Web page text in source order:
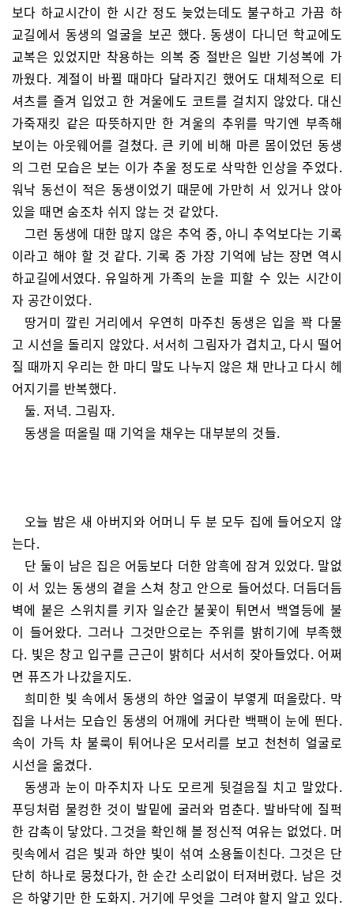
보다 하교시간이 한 시간 정도 늦었는데도 불구하고 가끔 하
교길에서 동생의 얼굴을 보곤 했다. 동생이 다니던 학교에도
교복은 있었지만 착용하는 의복 중 절반은 일반 기성복에 가
까웠다. 계절이 바뀔 때마다 달라지긴 했어도 대체적으로 티
셔츠를 즐겨 입었고 한 겨울에도 코트를 걸치지 않았다. 대신
가죽재킷 같은 따뜻하지만 한 겨울의 추위를 막기엔 부족해
보이는 아웃웨어를 걸쳤다. 큰 키에 비해 마른 몸이었던 동생
의 그런 모습은 보는 이가 추울 정도로 삭막한 인상을 주었다.
워낙 동선이 적은 동생이었기 때문에 가만히 서 있거나 앉아
있을 때면 숨조차 쉬지 않는 것 같았다.
그런 동생에 대한 많지 않은 추억 중, 아니 추억보다는 기록
이라고 해야 할 것 같다. 기록 중 가장 기억에 남는 장면 역시
하교길에서였다. 유일하게 가족의 눈을 피할 수 있는 시간이
자 공간이었다.
땅거미 깔린 거리에서 우연히 마주친 동생은 입을 꽉 다물
고 시선을 돌리지 않았다. 서서히 그림자가 겹치고, 다시 떨어
질 때까지 우리는 한 마디 말도 나누지 않은 채 만나고 다시 헤
어지기를 반복했다.
둘. 저녁. 그림자.
동생을 떠올릴 때 기억을 채우는 대부분의 것들.
오늘 밤은 새 아버지와 어머니 두 분 모두 집에 들어오지 않
는다.
단 둘이 남은 집은 어둠보다 더한 암흑에 잠겨 있었다. 말없
이 서 있는 동생의 곁을 스쳐 창고 안으로 들어섰다. 더듬더듬
벽에 붙은 스위치를 키자 일순간 불꽃이 튀면서 백열등에 불
이 들어왔다. 그러나 그것만으로는 주위를 밝히기에 부족했
다. 빛은 창고 입구를 근근이 밝히다 서서히 잦아들었다. 어쩌
면 퓨즈가 나갔을지도.
희미한 빛 속에서 동생의 하얀 얼굴이 부옇게 떠올랐다. 막
집을 나서는 모습인 동생의 어깨에 커다란 백팩이 눈에 띈다.
속이 가득 차 불룩이 튀어나온 모서리를 보고 천천히 얼굴로
시선을 옮겼다.
동생과 눈이 마주치자 나도 모르게 뒷걸음질 치고 말았다.
푸딩처럼 물컹한 것이 발밑에 굴러와 멈춘다. 발바닥에 질퍽
한 감촉이 닿았다. 그것을 확인해 볼 정신적 여유는 없었다. 머
릿속에서 검은 빛과 하얀 빛이 섞여 소용돌이친다. 그것은 단
단히 하나로 뭉쳤다가, 한 순간 소리없이 터져버렸다. 남은 것
은 하얗기만 한 도화지. 거기에 무엇을 그려야 할지 알고 있다.